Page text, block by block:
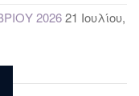
202621 Ιουλίου,